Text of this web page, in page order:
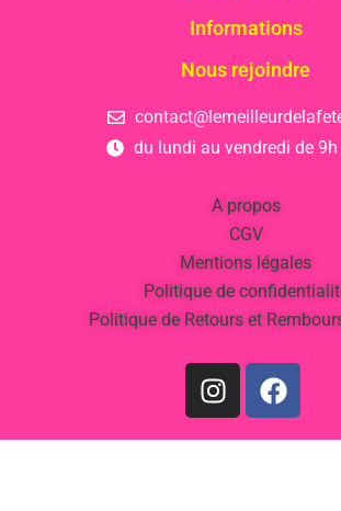
Informations
Nous rejoindre
du lundi au vendredi de
A propos
CGV
Mentions légales
Politique de
Politique de Retours et